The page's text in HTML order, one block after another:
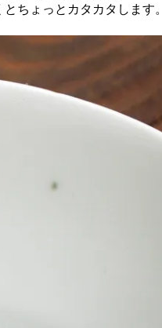
ちょっとカタカタします。